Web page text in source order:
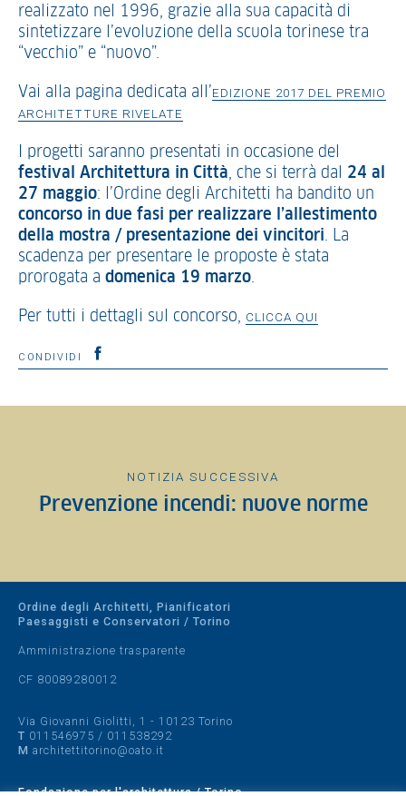
realizzato nel 1996, grazie alla sua capacità di
sintetizzare l’evoluzione della scuola torinese tra
“vecchio” e “nuovo”.
Vai alla pagina dedicata all’EDIZIONE 2017 DEL PREMIO
ARCHITETTURE RIVELATE
I progetti saranno presentati in occasione del
festival Architettura in Città, che si terrà dal
24 al
27 maggio: l’Ordine degli Architetti ha bandito un
concorso in due fasi per realizzare l’allestimento
della mostra / presentazione dei vincitori. La
scadenza per presentare le proposte è stata
prorogata a domenica 19 marzo.
Per tutti i dettagli sul concorso, CLICCA QUI
CONDIVIDI
NOTIZIA SUCCESSIVA
Prevenzione incendi: nuove norme
Ordine degli Architetti, Pianificatori
Paesaggisti e Conservatori / Torino
Amministrazione trasparente
CF 80089280012
Via Giovanni Giolitti, 1 - 10123 Torino
T 011546975 / 011538292
M architettitorino@oato.it
Fondazione per l'architettura / Torino